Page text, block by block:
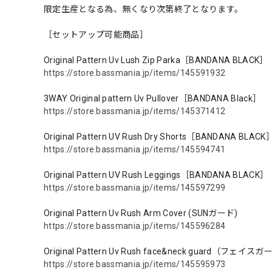
限定生産となる為、無くなり次第終了となります。
［セットアップ可能商品］
Original Pattern Uv Lush Zip Parka［BANDANA BLACK］
https://store.bassmania.jp/items/145591932
3WAY Original pattern Uv Pullover［BANDANA Black］
https://store.bassmania.jp/items/145371412
Original Pattern UV Rush Dry Shorts［BANDANA BLACK］
https://store.bassmania.jp/items/145594741
Original Pattern UV Rush Leggings［BANDANA BLACK］
https://store.bassmania.jp/items/145597299
Original Pattern Uv Rush Arm Cover (SUNガード)
https://store.bassmania.jp/items/145596284
Original Pattern Uv Rush face&neck guard（フェイスガー
https://store.bassmania.jp/items/145595973